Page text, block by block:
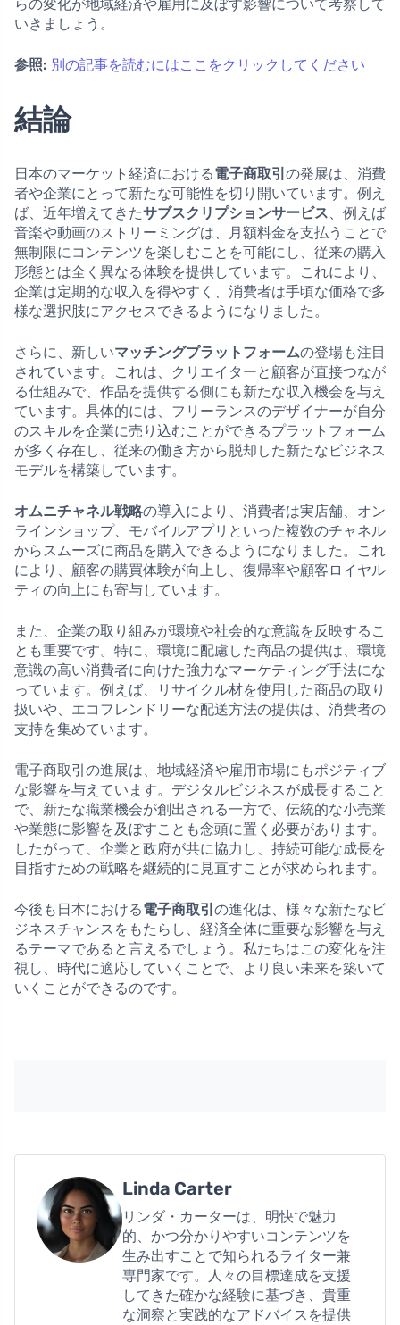
らの変化が地域経済や雇用に及ぼす影響について考察して
いきましょう。
参照: 別の記事を読むにはここをクリックしてください
結論
日本のマーケット経済における電子商取引 の発展は、消費
者や企業にとって新たな可能性を切り開いています。例え
ば、近年増えてきたサブスクリプションサービス、例えば
音楽や動画のストリーミングは、月額料金を支払うことで
無制限にコンテンツを楽しむことを可能にし、従来の購入
形態とは全く異なる体験を提供しています。これにより、
企業は定期的な収入を得やすく、消費者は手頃な価格で多
様な選択肢にアクセスできるようになりました。
さらに、新しいマッチングプラットフォームの登場も注目
されています。これは、クリエイターと顧客が直接つなが
る仕組みで、作品を提供する側にも新たな収入機会を与え
ています。具体的には、フリーランスのデザイナーが自分
のスキルを企業に売り込むことができるプラットフォーム
が多く存在し、従来の働き方から脱却した新たなビジネス
モデルを構築しています。
オムニチャネル戦略の導入により、消費者は実店舗、オン
ラインショップ、モバイルアプリといった複数のチャネル
からスムーズに商品を購入できるようになりました。これ
により、顧客の購買体験が向上し、復帰率や顧客ロイヤル
ティの向上にも寄与しています。
また、企業の取り組みが環境や社会的な意識を反映するこ
とも重要です。特に、環境に配慮した商品の提供は、環境
意識の高い消費者に向けた強力なマーケティング手法にな
っています。例えば、リサイクル材を使用した商品の取り
扱いや、エコフレンドリーな配送方法の提供は、消費者の
支持を集めています。
電子商取引の進展は、地域経済や雇用市場にもポジティブ
な影響を与えています。デジタルビジネスが成長すること
で、新たな職業機会が創出される一方で、伝統的な小売業
や業態に影響を及ぼすことも念頭に置く必要があります。
したがって、企業と政府が共に協力し、持続可能な成長を
目指すための戦略を継続的に見直すことが求められます。
今後も日本における電子商取引 の進化は、様々な新たなビ
ジネスチャンスをもたらし、経済全体に重要な影響を与え
るテーマであると言えるでしょう。私たちはこの変化を注
視し、時代に適応していくことで、より良い未来を築いて
いくことができるのです。
Linda Carter
リンダ・カーターは、明快で魅力
的、かつ分かりやすいコンテンツを
生み出すことで知られるライター兼
専門家です。人々の目標達成を支援
してきた確かな経験に基づき、貴重
な洞察と実践的なアドバイスを提供